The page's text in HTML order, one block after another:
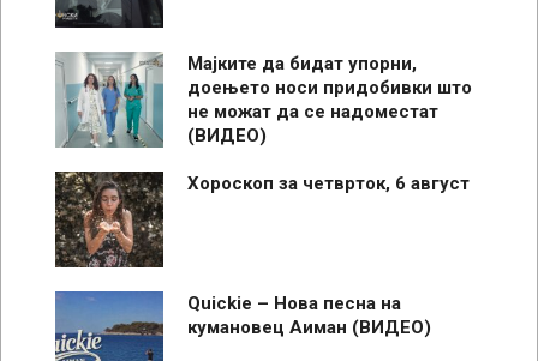
Мајките да бидат упорни,
доењето носи придобивки што
не можат да се надоместат
(ВИДЕО)
Хороскоп за четврток, 6 август
Quickie – Нова песна на
кумановец Аиман (ВИДЕО)